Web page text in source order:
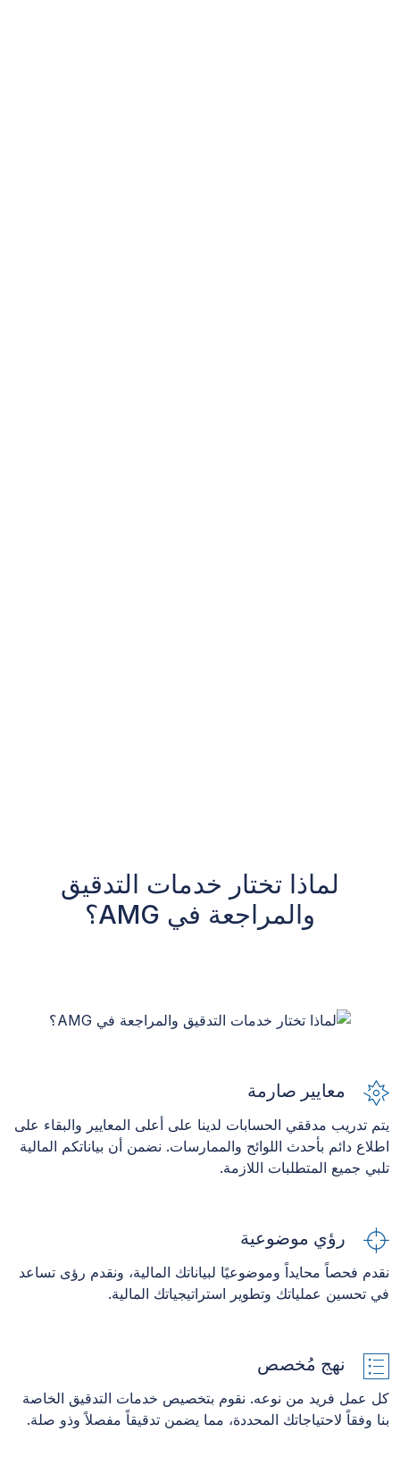
لماذا تختار خدمات التدقيق
والمراجعة في AMG؟
معايير صارمة
يتم تدريب مدققي الحسابات لدينا على أعلى المعايير والبقاء على
اطلاع دائم بأحدث اللوائح والممارسات. نضمن أن بياناتكم المالية
تلبي جميع المتطلبات اللازمة.
رؤي موضوعية
نقدم فحصاً محايداً وموضوعيًا لبياناتك المالية، ونقدم رؤى تساعد
في تحسين عملياتك وتطوير استراتيجياتك المالية.
نهج مُخصص
كل عمل فريد من نوعه. نقوم بتخصيص خدمات التدقيق الخاصة
بنا وفقاً لاحتياجاتك المحددة، مما يضمن تدقيقاً مفصلاً وذو صلة.